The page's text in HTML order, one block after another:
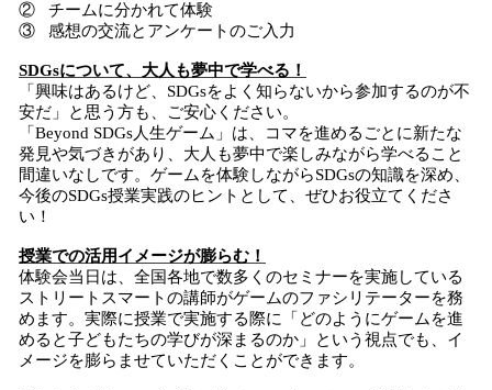
② チームに分かれて体験
③ 感想の交流とアンケートのご入力
SDGsについて、大人も夢中で学べる！
「興味はあるけど、SDGsをよく知らないから参加するのが不
安だ」と思う方も、ご安心ください。
「Beyond SDGs人生ゲーム」は、コマを進めるごとに新たな
発見や気づきがあり、大人も夢中で楽しみながら学べること
間違いなしです。ゲームを体験しながらSDGsの知識を深め、
今後のSDGs授業実践のヒントとして、ぜひお役立てくださ
い！
授業での活用イメージが膨らむ！
体験会当日は、全国各地で数多くのセミナーを実施している
ストリートスマートの講師がゲームのファシリテーターを務
めます。実際に授業で実施する際に「どのようにゲームを進
めると子どもたちの学びが深まるのか」という視点でも、イ
メージを膨らませていただくことができます。